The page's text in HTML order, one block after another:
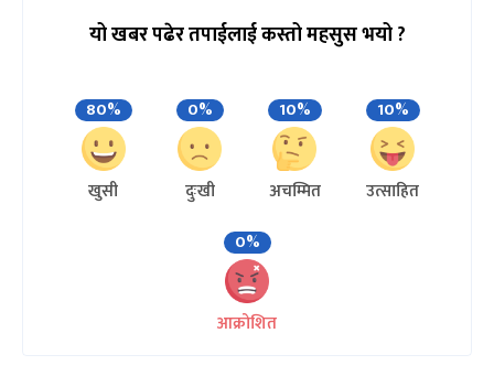
यो खबर पढेर तपाईलाई कस्तो महसुस भयो ?
80%
खुसी
0%
दुःखी
10%
अचम्मित
10%
उत्साहित
0%
आक्रोशित